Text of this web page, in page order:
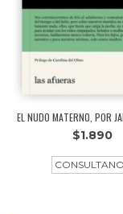
EL NUDO MATERNO, POR
$1.890